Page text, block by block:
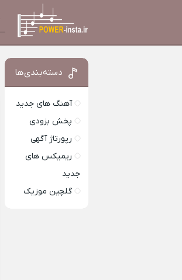
دسته‌بندی‌ها
آهنگ های جدید
پخش بزودی
رپورتاژ آگهی
ریمیکس های
جدید
گلچین موزیک